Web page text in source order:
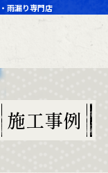
雨漏り専門店
施工事例